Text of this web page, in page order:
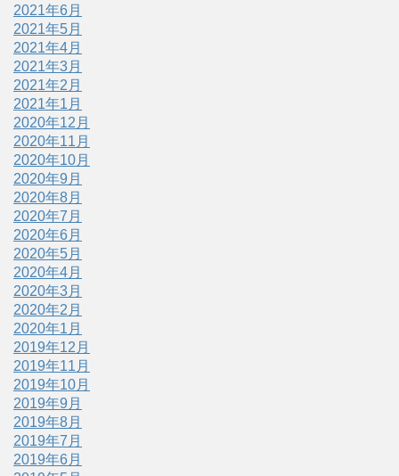
2021年6月
2021年5月
2021年4月
2021年3月
2021年2月
2021年1月
2020年12月
2020年11月
2020年10月
2020年9月
2020年8月
2020年7月
2020年6月
2020年5月
2020年4月
2020年3月
2020年2月
2020年1月
2019年12月
2019年11月
2019年10月
2019年9月
2019年8月
2019年7月
2019年6月